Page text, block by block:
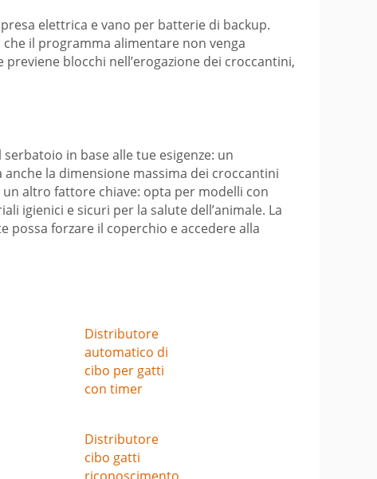
elettrica e vano per batterie di backup.
il programma alimentare non venga
blocchi nell’erogazione dei croccantini,
in base alle tue esigenze: un
la dimensione massima dei croccantini
un altro fattore chiave: opta per modelli con
igienici e sicuri per la salute dell’animale. La
forzare il coperchio e accedere alla
Distributore
automatico di
cibo per gatti
con timer
Distributore
cibo gatti